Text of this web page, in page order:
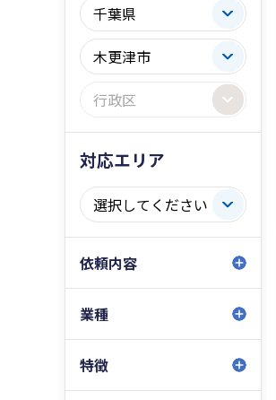
対応エリア
依頼内容
業種
特徴